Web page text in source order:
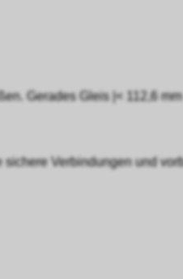
Gerades Gleis |< 112,6
sichere Verbindungen und